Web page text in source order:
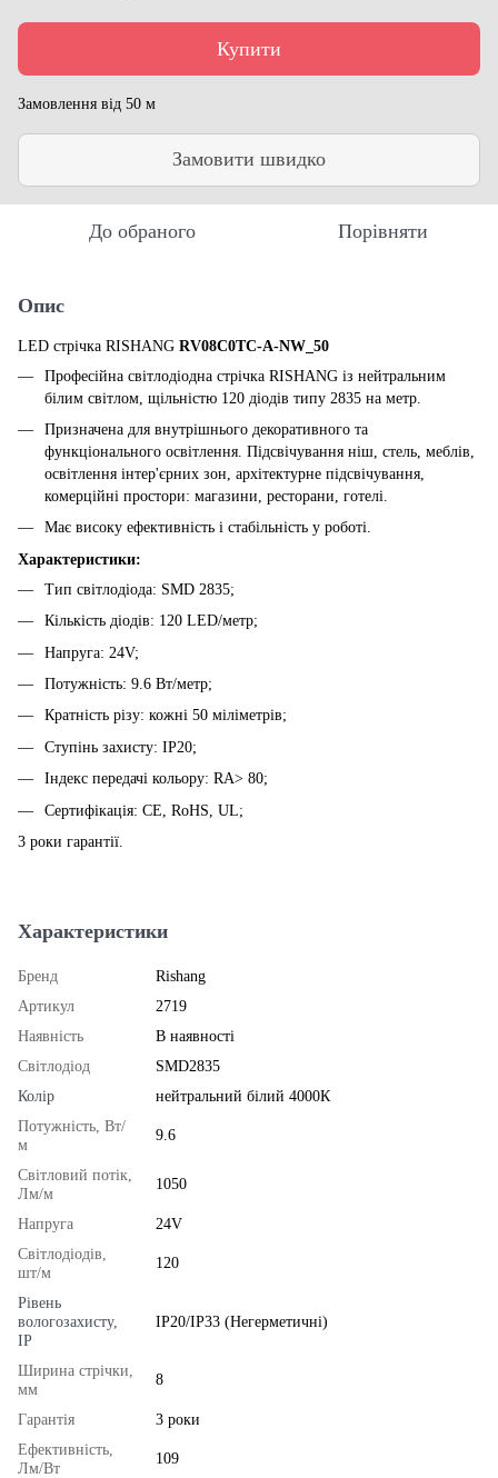
Купити
Замовлення від 50 м
Замовити швидко
До обраного Порівняти
Опис
LED стрічка RISHANG RV08C0TC-A-NW_50
Професійна світлодіодна стрічка RISHANG із нейтральним
білим світлом, щільністю 120 діодів типу 2835 на метр.
Призначена для внутрішнього декоративного та
функціонального освітлення. Підсвічування ніш, стель, меблів,
освітлення інтер'єрних зон, архітектурне підсвічування,
комерційні простори: магазини, ресторани, готелі.
Має високу ефективність і стабільність у роботі.
Характеристики:
Тип світлодіода: SMD 2835;
Кількість діодів: 120 LED/метр;
Напруга: 24V;
Потужність: 9.6 Вт/метр;
Кратність різу: кожні 50 міліметрів;
Ступінь захисту: IP20;
Індекс передачі кольору: RA> 80;
Сертифікація: CE, RoHS, UL;
3 роки гарантії.
Характеристики
Бренд
Rishang
Артикул
2719
Наявність
В наявності
Світлодіод
SMD2835
Колір
нейтральний білий 4000К
Потужність, Вт/
м
9.6
Світловий потік,
Лм/м
1050
Напруга
24V
Світлодіодів,
шт/м
120
Рівень
вологозахисту,
IP
IP20/IP33 (Негерметичні)
Ширина стрічки,
мм
8
Гарантія
3 роки
Ефективність,
Лм/Вт
109